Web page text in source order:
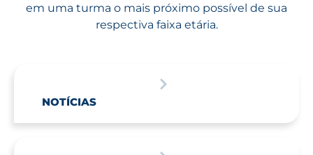
em uma turma o mais próximo possível de sua
respectiva faixa etária.
NOTÍCIAS